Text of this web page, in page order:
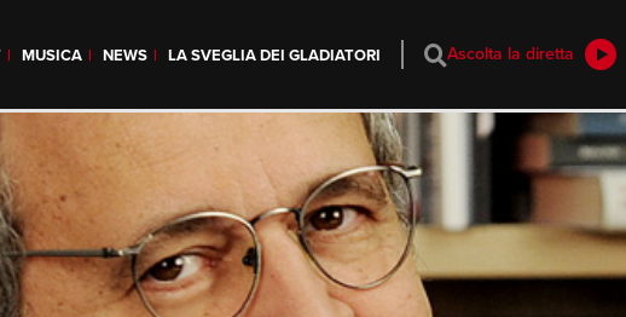
MUSICA NEWS LA SVEGLIA DEI GLADIATORI Ascolta la diretta